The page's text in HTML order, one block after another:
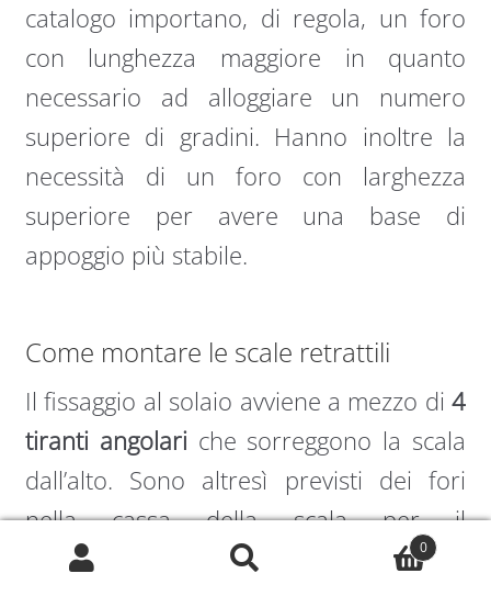
catalogo importano, di regola, un foro
con lunghezza maggiore in quanto
necessario ad alloggiare un numero
superiore di gradini. Hanno inoltre la
necessità di un foro con larghezza
superiore per avere una base di
appoggio più stabile.
Come montare le scale retrattili
Il fissaggio al solaio avviene a mezzo di4
tiranti angolariche sorreggono la scala
dall’alto. Sono altresì previsti dei fori
nella cassa della scala per il
tassellamento eventuale al solaio. Si
0